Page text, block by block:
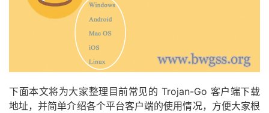
下面本文将为大家整理目前常见的 Trojan-Go 客户端下载
地址，并简单介绍各个平台客户端的使用情况，方便大家根